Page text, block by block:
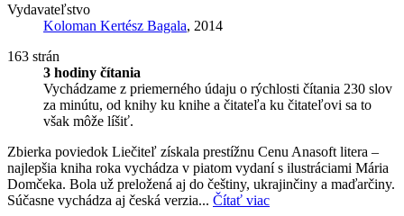
Vydavateľstvo
Koloman Kertész Bagala, 2014
163 strán
3 hodiny čítania
Vychádzame z priemerného údaju o rýchlosti čítania 230 slov
za minútu, od knihy ku knihe a čitateľa ku čitateľovi sa to
však môže líšiť.
Zbierka poviedok Liečiteľ získala prestížnu Cenu Anasoft litera –
najlepšia kniha roka vychádza v piatom vydaní s ilustráciami Mária
Domčeka. Bola už preložená aj do češtiny, ukrajinčiny a maďarčiny.
Súčasne vychádza aj česká verzia... Čítať viac